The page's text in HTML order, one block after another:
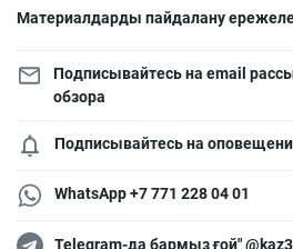
Материалдарды пайдалану
Подписывайтесь на email
обзора
Подписывайтесь на
WhatsApp +7 771 228 04 01
Telegram-да бармыз ғой"